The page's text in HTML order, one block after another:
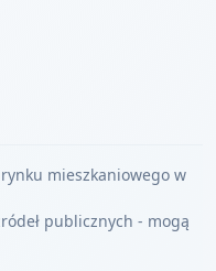
mieszkaniowego w
publicznych - mogą